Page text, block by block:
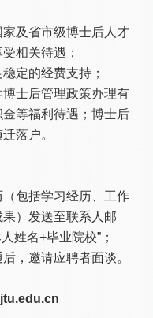
及省市级博士后人才
相关待遇；
定的经费支持；
士后管理政策办理有
等福利待遇；博士后
落户。
包括学习经历、工作
）发送至联系人邮
姓名+毕业院校”；
，邀请应聘者面谈。